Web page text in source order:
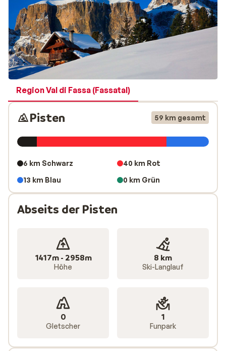
Von dort aus sind sie in ca. 10 Minuten mit dem
kostenlosen Skibus zurück in Campitello. Vielleicht
möchten Sie vorher auch einmal die Möglichkeit nutzen,
in einem anderen Skiort zu shoppen oder das dortige
Aprés-Ski auszuprobieren.
Region Val di Fassa (Fassatal)
Pisten 59 km gesamt
6 km Schwarz
40 km Rot
13 km Blau
0 km Grün
Abseits der Pisten
1417m - 2958m
Höhe
8 km
Ski-Langlauf
0
Gletscher
1
Funpark